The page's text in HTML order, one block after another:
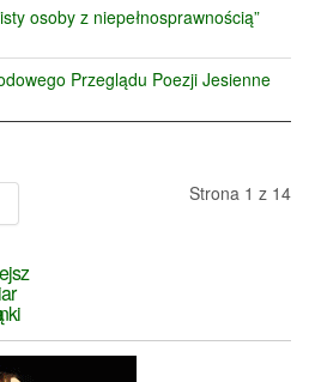
osoby z niepełnosprawnością”
Przeglądu Poezji Jesienne
Strona 1 z 14